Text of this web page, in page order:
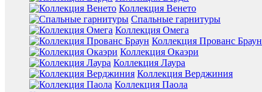
Коллекция Венето
Спальные гарнитуры
Коллекция Омега
Коллекция Прованс Браун
Коллекция Окаэри
Коллекция Лаура
Коллекция Верджиния
Коллекция Паола